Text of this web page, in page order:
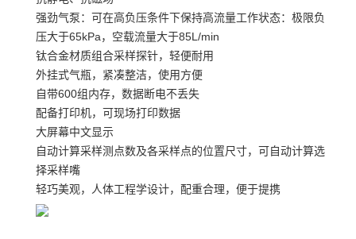
强劲气泵：可在高负压条件下保持高流量工作状态：极限负
压大于65kPa，空载流量大于85L/min
钛合金材质组合采样探针，轻便耐用
外挂式气瓶，紧凑整洁，使用方便
自带600组内存，数据断电不丢失
配备打印机，可现场打印数据
大屏幕中文显示
自动计算采样测点数及各采样点的位置尺寸，可自动计算选
择采样嘴
轻巧美观，人体工程学设计，配重合理，便于提携